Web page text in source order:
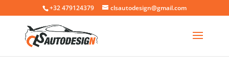
+32 479124379 clsautodesign@gmail.com